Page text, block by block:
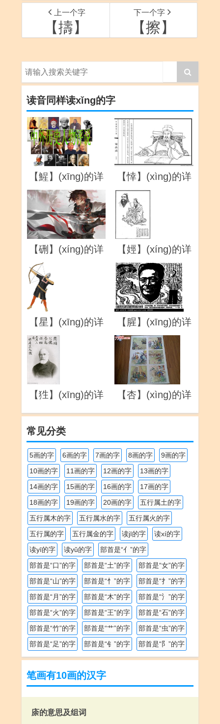
上一个字
【擣】
下一个字
【擦】
读音同样读xǐng的字
【鯹】(xīng)的详
解
【悻】(xìng)的详
解
【硎】(xíng)的详
【娙】(xíng)的详
解
【星】(xīng)的详
【腥】(xīng)的详
解
【狌】(xīng)的详
【杏】(xìng)的详
常见分类
5画的字 6画的字 7画的字 8画的字
9画的字
10画的字
11画的字 12画的字
13画的字
14画的字
15画的字 16画的字
17画的字
18画的字
19画的字 20画的字
五行属土的字
五行属木的字
五行属水的字
五行属火的字
五行属的字
五行属金的字 读jī的字
读xí的字
读yī的字
读yǔ的字
部首是“亻”的字
部首是“口”的字
部首是“土”的字
部首是“女”的字
部首是“山”的字
部首是“忄”的字
部首是“扌”的字
部首是“月”的字
部首是“木”的字
部首是“氵”的字
部首是“火”的字
部首是“王”的字
部首是“石”的字
部首是“竹”的字
部首是“艹”的字
部首是“虫”的字
部首是“足”的字
部首是“钅”的字 部首是“阝”的字
笔画有10画的汉字
庩的意思及组词